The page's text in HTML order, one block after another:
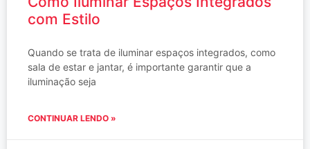
com Estilo
Quando se trata de iluminar espaços integrados, como
sala de estar e jantar, é importante garantir que a
iluminação seja
CONTINUAR LENDO »